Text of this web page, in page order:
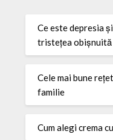
Ce este depresia
tristețea obișnuită
Cele mai bune
familie
Cum alegi crema